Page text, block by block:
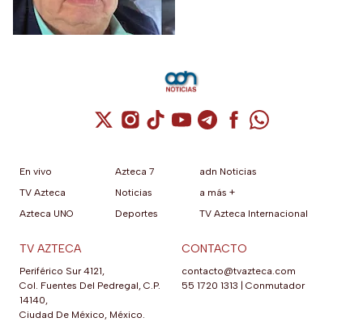
Cuenta de X / Twitter (se abre en una
Cuenta de Instagram (se abre en una
Cuenta de TikTok (se abre en
Cuenta de YouTube (se abre
Cuenta de Telegram (se
Cuenta de
Cuenta de
En vivo
TV Azteca
Azteca UNO
Azteca 7
Noticias
Deportes
adn Noticias
a más +
TV Azteca Internacional
TV AZTECA
Periférico Sur 4121,
Col. Fuentes Del Pedregal, C.P.
14140,
Ciudad De México, México.
CONTACTO
contacto@tvazteca.com
55 1720 1313
Conmutador